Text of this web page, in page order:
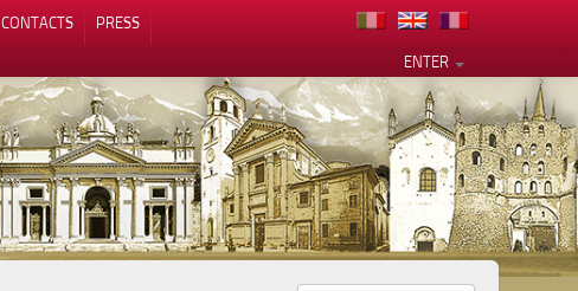
CONTACTS
PRESS
ENTER